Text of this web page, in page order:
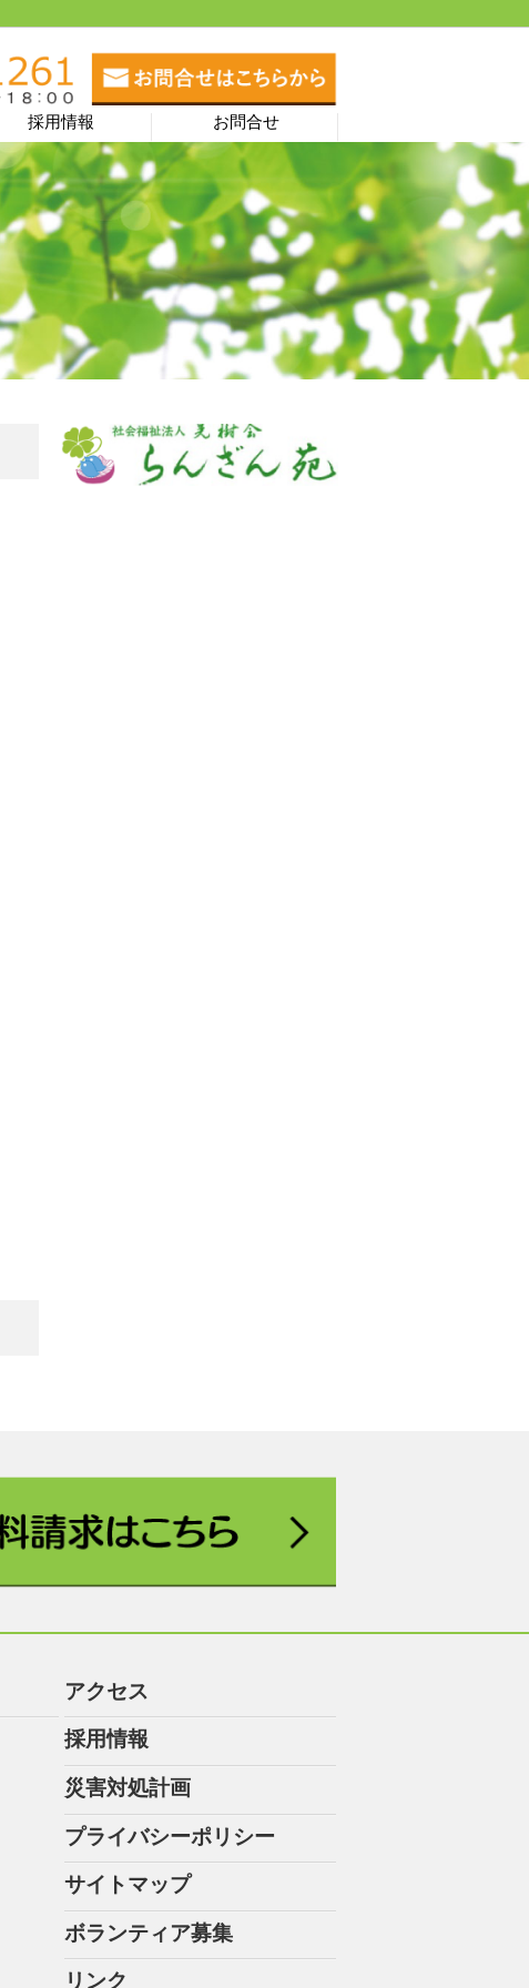
採用情報 お問合せ
アクセス
採用情報
災害対処計画
プライバシーポリシー
サイトマップ
ボランティア募集
リンク